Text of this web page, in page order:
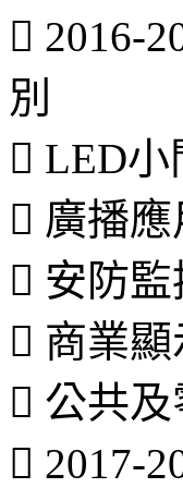
 2016-
別
 LED
 廣播
 安防
 商業
 公共
 2017-